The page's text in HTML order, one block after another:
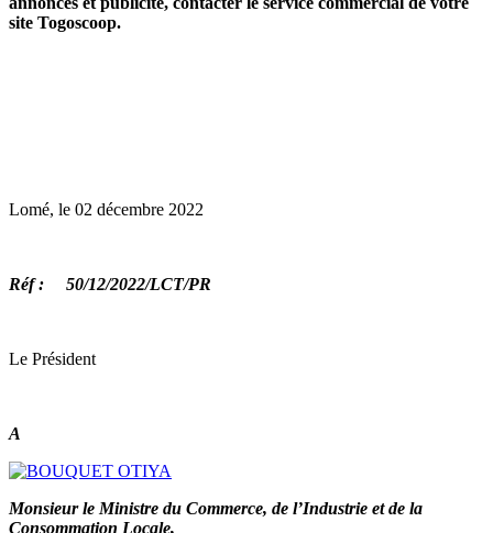
site Togoscoop.
Lomé, le 02 décembre 2022
Réf : 50/12/2022/LCT/PR
Le Président
A
Monsieur le Ministre du Commerce, de l’Industrie et de la
Consommation Locale,